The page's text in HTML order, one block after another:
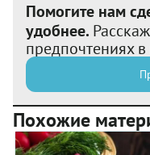
Помогите нам
удобнее.
предпочтениях
Похожие